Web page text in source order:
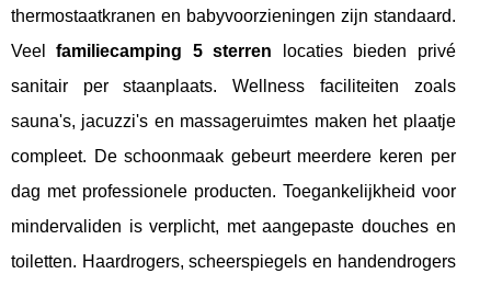
thermostaatkranen en babyvoorzieningen zijn standaard.
Veelfamiliecamping 5 sterren locaties bieden privé
sanitair per staanplaats. Wellness faciliteiten zoals
sauna's, jacuzzi's en massageruimtes maken het plaatje
compleet. De schoonmaak gebeurt meerdere keren per
dag met professionele producten. Toegankelijkheid voor
mindervaliden is verplicht, met aangepaste douches en
toiletten. Haardrogers, scheerspiegels en handendrogers